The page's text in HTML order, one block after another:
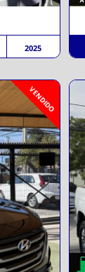
2025
VENDIDO